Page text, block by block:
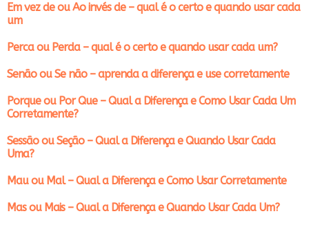
Em vez de ou Ao invés de – qual é o certo e quando usar cada
um
Perca ou Perda – qual é o certo e quando usar cada um?
Senão ou Se não – aprenda a diferença e use corretamente
Porque ou Por Que – Qual a Diferença e Como Usar Cada Um
Corretamente?
Sessão ou Seção – Qual a Diferença e Quando Usar Cada
Uma?
Mau ou Mal – Qual a Diferença e Como Usar Corretamente
Mas ou Mais – Qual a Diferença e Quando Usar Cada Um?